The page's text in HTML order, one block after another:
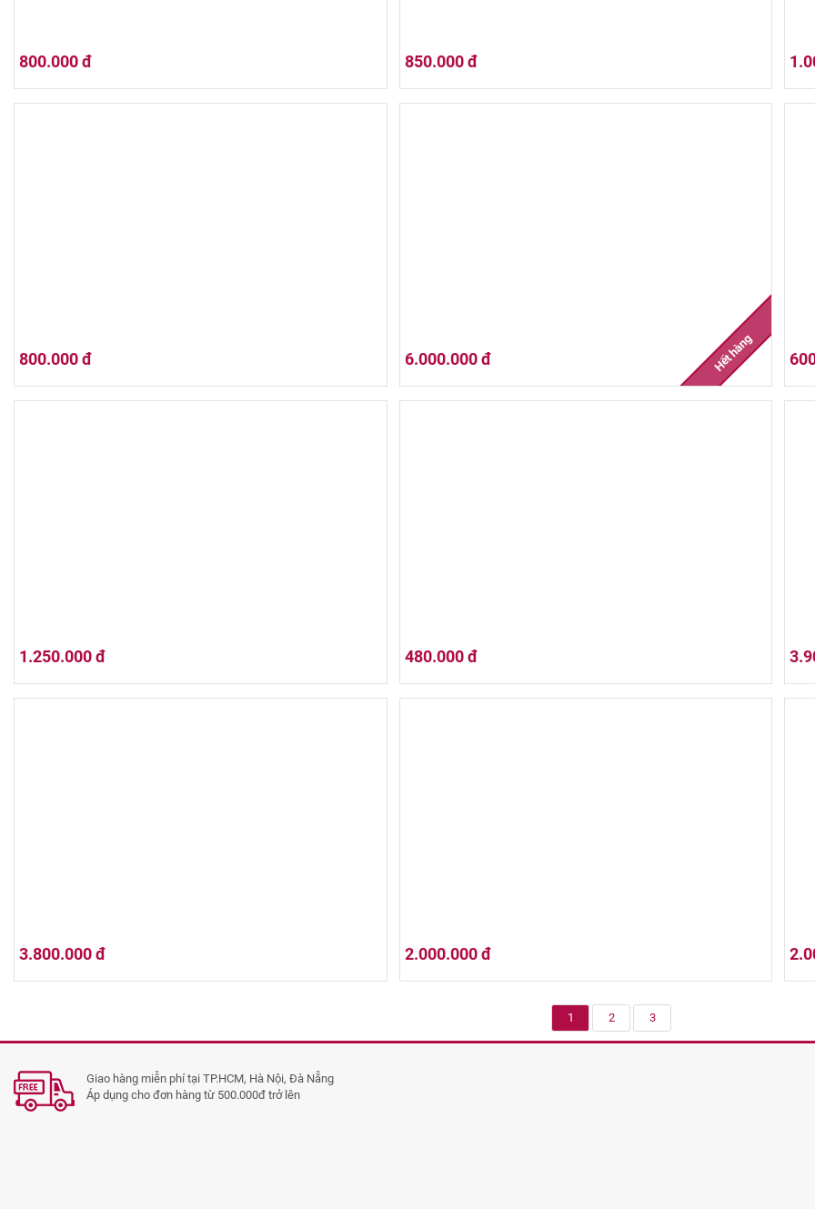
800.000 đ 850.000 đ
800.000 đ 6.000.000 đ Hết hàng
1.250.000 đ 480.000 đ
Michter's Limited Release Toasted Barrel Finish Straight
Bourbon Whiskey 700ml
3.800.000 đ 2.000.000 đ
1 2 3
Giao hàng miễn phí tại TP.HCM, Hà Nội, Đà Nẵng
Áp dụng cho đơn hàng từ 500.000đ trở lên